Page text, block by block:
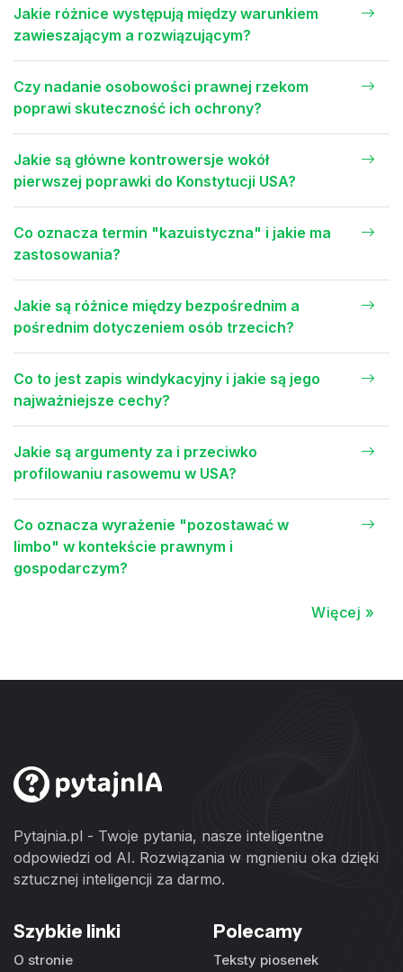
Jakie różnice występują między warunkiem
zawieszającym a rozwiązującym?
Czy nadanie osobowości prawnej rzekom
poprawi skuteczność ich ochrony?
Jakie są główne kontrowersje wokół
pierwszej poprawki do Konstytucji USA?
Co oznacza termin "kazuistyczna" i jakie ma
zastosowania?
Jakie są różnice między bezpośrednim a
pośrednim dotyczeniem osób trzecich?
Co to jest zapis windykacyjny i jakie są jego
najważniejsze cechy?
Jakie są argumenty za i przeciwko
profilowaniu rasowemu w USA?
Co oznacza wyrażenie "pozostawać w
limbo" w kontekście prawnym i
gospodarczym?
Więcej »
Pytajnia.pl - Twoje pytania, nasze inteligentne
odpowiedzi od AI. Rozwiązania w mgnieniu oka dzięki
sztucznej inteligencji za darmo.
Szybkie linki
O stronie
Polecamy
Teksty piosenek